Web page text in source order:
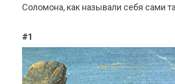
Соломона, как называли себя сами
#1